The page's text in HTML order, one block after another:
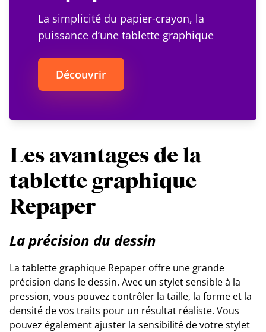
La simplicité du papier-crayon, la
puissance d’une tablette graphique
Découvrir
Les avantages de la
tablette graphique
Repaper
La précision du dessin
La tablette graphique Repaper offre une grande
précision dans le dessin. Avec un stylet sensible à la
pression, vous pouvez contrôler la taille, la forme et la
densité de vos traits pour un résultat réaliste. Vous
pouvez également ajuster la sensibilité de votre stylet